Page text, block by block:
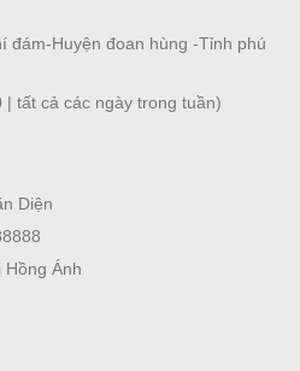
đám-Huyện đoan hùng -Tỉnh phú
tất cả các ngày trong tuần)
Diện
Hồng Ánh